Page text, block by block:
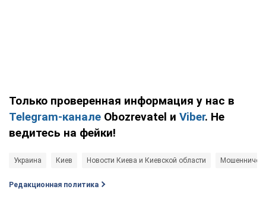
Только проверенная информация у нас в
Telegram-канале Obozrevatel и Viber. Не
ведитесь на фейки!
Украина Киев Новости Киева и Киевской области
Редакционная политика